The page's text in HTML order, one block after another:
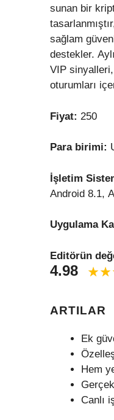
sunan bir
sağlam
destekler.
VIP
oturumları
Fiyat: 250
Para birimi:
İşletim
Android 8.1,
Uygulama
Editörün
4.98
ARTILAR
Ek
Hem
Canlı